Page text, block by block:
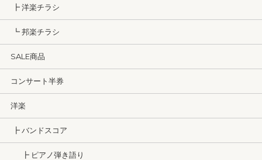
┣ 洋楽チラシ
┗ 邦楽チラシ
SALE商品
コンサート半券
洋楽
┣ バンドスコア
┣ ピアノ弾き語り